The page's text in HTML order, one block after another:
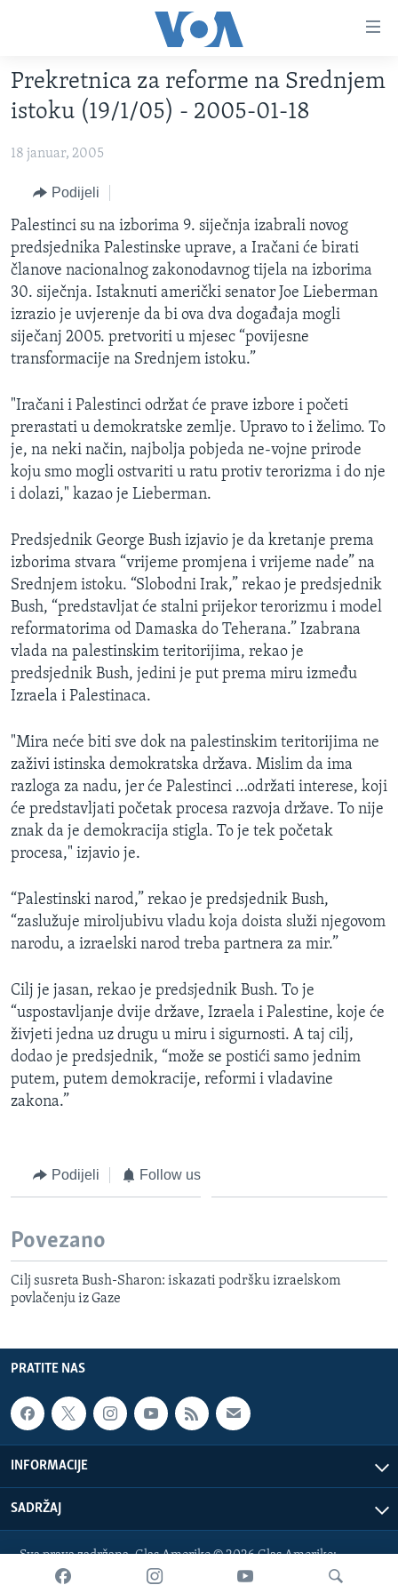
glavni
sadržaj
na
navigaciju
Idi
na
pretragu
TV PROGRAM
FOTOGRAFIJE DANA
VIJESTI
SJEDINJENE AMERIČKE DRŽAVE
BOSNA I HERCEGOVINA
SVIJET
NAUKA I TEHNOLOGIJA
SPECIJALNI PROJEKTI
KORUPCIJA
SLOBODA MEDIJA
ŽENSKA STRANA
MAGAZIN
O GLASU AMERIKE
Learning English
PRATITE NAS
Jezici
Prekretnica za reforme na Srednjem
istoku (19/1/05) - 2005-01-18
18 januar, 2005
Podijeli
Palestinci su na izborima 9. siječnja izabrali novog
predsjednika Palestinske uprave, a Iračani će birati
članove nacionalnog zakonodavnog tijela na izborima
30. siječnja. Istaknuti američki senator Joe Lieberman
izrazio je uvjerenje da bi ova dva događaja mogli
siječanj 2005. pretvoriti u mjesec “povijesne
transformacije na Srednjem istoku.”
"Iračani i Palestinci održat će prave izbore i početi
prerastati u demokratske zemlje. Upravo to i želimo. To
je, na neki način, najbolja pobjeda ne-vojne prirode
koju smo mogli ostvariti u ratu protiv terorizma i do nje
i dolazi," kazao je Lieberman.
Predsjednik George Bush izjavio je da kretanje prema
izborima stvara “vrijeme promjena i vrijeme nade” na
Srednjem istoku. “Slobodni Irak,” rekao je predsjednik
Bush, “predstavljat će stalni prijekor terorizmu i model
reformatorima od Damaska do Teherana.” Izabrana
vlada na palestinskim teritorijima, rekao je
predsjednik Bush, jedini je put prema miru između
Izraela i Palestinaca.
"Mira neće biti sve dok na palestinskim teritorijima ne
zaživi istinska demokratska država. Mislim da ima
razloga za nadu, jer će Palestinci …održati interese, koji
će predstavljati početak procesa razvoja države. To nije
znak da je demokracija stigla. To je tek početak
procesa," izjavio je.
“Palestinski narod,” rekao je predsjednik Bush,
“zaslužuje miroljubivu vladu koja doista služi njegovom
narodu, a izraelski narod treba partnera za mir.”
Cilj je jasan, rekao je predsjednik Bush. To je
“uspostavljanje dvije države, Izraela i Palestine, koje će
živjeti jedna uz drugu u miru i sigurnosti. A taj cilj,
dodao je predsjednik, “može se postići samo jednim
putem, putem demokracije, reformi i vladavine
zakona.”
Podijeli Follow us
Povezano
Cilj susreta Bush-Sharon: iskazati podršku izraelskom
povlačenju iz Gaze
PRATITE NAS
INFORMACIJE
SADRŽAJ
Sva prava zadržana. Glas Amerike © 2026 Glas Amerike:
bosnian-service@voanews.com